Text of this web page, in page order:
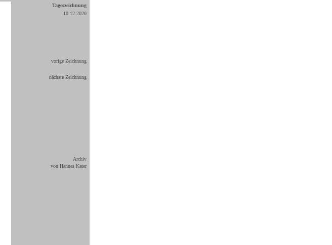
Tageszeichnung
10.12.2020
vorige Zeichnung
nächste Zeichnung
Archiv
von Hannes Kater